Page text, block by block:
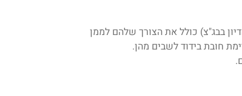
בבג"צ) כולל את הצורך שלהם לממן
חובת בידוד לשבים מהן.